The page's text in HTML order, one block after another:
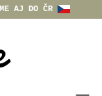
AJ DO ČR